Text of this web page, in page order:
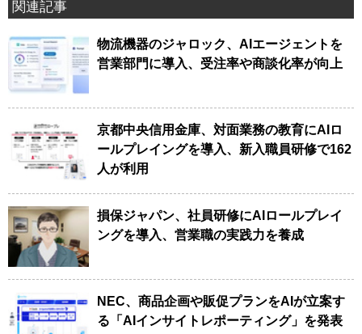
関連記事
物流機器のジャロック、AIエージェントを
営業部門に導入、受注率や商談化率が向上
京都中央信用金庫、対面業務の教育にAIロ
ールプレイングを導入、新入職員研修で162
人が利用
損保ジャパン、社員研修にAIロールプレイ
ングを導入、営業職の実践力を養成
NEC、商品企画や販促プランをAIが立案す
る「AIインサイトレポーティング」を発表